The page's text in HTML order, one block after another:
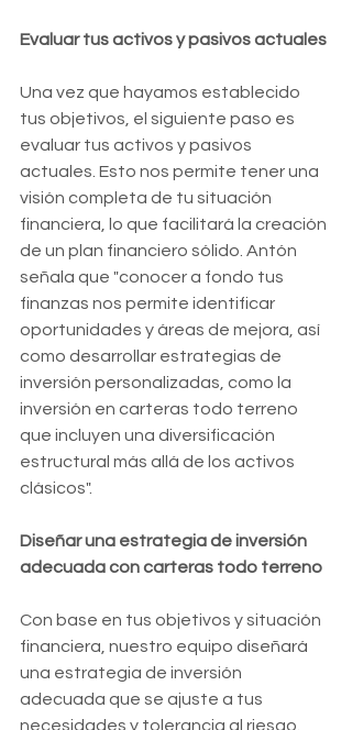
Evaluar tus activos y pasivos actuales
Una vez que hayamos establecido
tus objetivos, el siguiente paso es
evaluar tus activos y pasivos
actuales. Esto nos permite tener una
visión completa de tu situación
financiera, lo que facilitará la creación
de un plan financiero sólido. Antón
señala que "conocer a fondo tus
finanzas nos permite identificar
oportunidades y áreas de mejora, así
como desarrollar estrategias de
inversión personalizadas, como la
inversión en carteras todo terreno
que incluyen una diversificación
estructural más allá de los activos
clásicos".
Diseñar una estrategia de inversión
adecuada con carteras todo terreno
Con base en tus objetivos y situación
financiera, nuestro equipo diseñará
una estrategia de inversión
adecuada que se ajuste a tus
necesidades y tolerancia al riesgo.